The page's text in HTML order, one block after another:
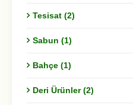
Tesisat (2)
Sabun (1)
Bahçe (1)
Deri Ürünler (2)